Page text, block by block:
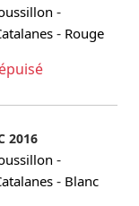
-
- Rouge
2016
-
- Blanc